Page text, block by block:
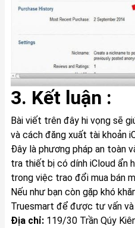
3. Kết luận :
Bài viết trên đây hi vọng sẽ
và cách đăng xuất tài khoản
Đây là phương pháp an toàn
tra thiết bị có dính iCloud ẩn
trong việc trao đổi mua bán
Nếu như bạn còn gặp khó
Truesmart để được tư vấn và
Địa chỉ:119/30 Trần Qúy